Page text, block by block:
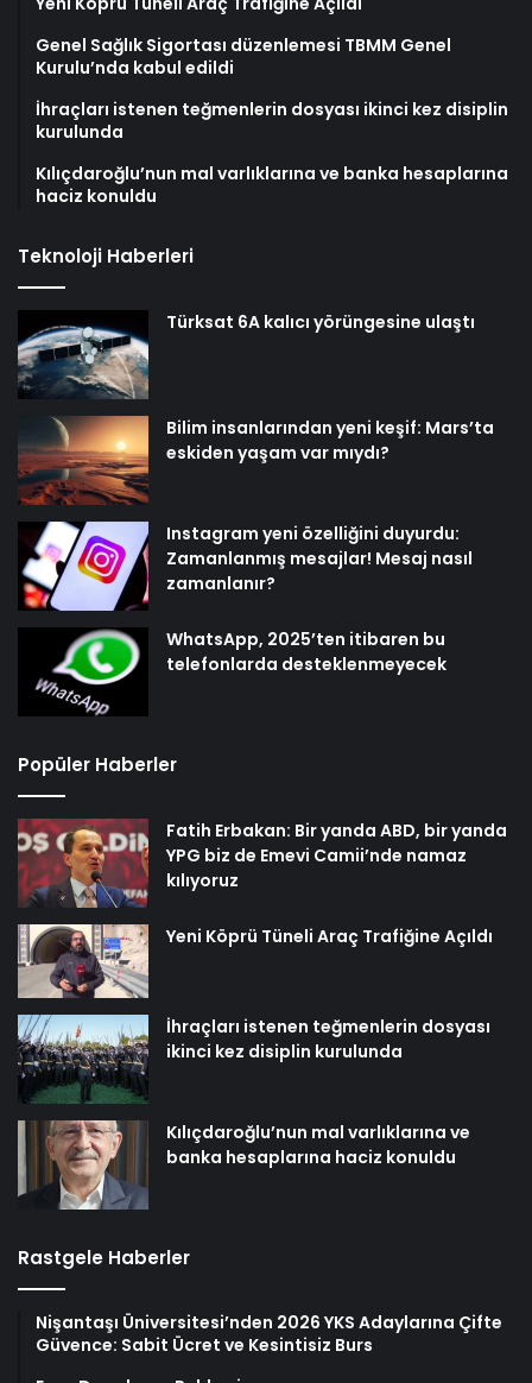
Genel Sağlık Sigortası düzenlemesi TBMM Genel
Kurulu’nda kabul edildi
İhraçları istenen teğmenlerin dosyası ikinci kez disiplin
kurulunda
Kılıçdaroğlu’nun mal varlıklarına ve banka hesaplarına
haciz konuldu
Teknoloji Haberleri
Türksat 6A kalıcı yörüngesine ulaştı
Bilim insanlarından yeni keşif: Mars’ta
eskiden yaşam var mıydı?
Instagram yeni özelliğini duyurdu:
Zamanlanmış mesajlar! Mesaj nasıl
zamanlanır?
WhatsApp, 2025’ten itibaren bu
telefonlarda desteklenmeyecek
Popüler Haberler
Fatih Erbakan: Bir yanda ABD, bir yanda
YPG biz de Emevi Camii’nde namaz
kılıyoruz
Yeni Köprü Tüneli Araç Trafiğine Açıldı
İhraçları istenen teğmenlerin dosyası
ikinci kez disiplin kurulunda
Kılıçdaroğlu’nun mal varlıklarına ve
banka hesaplarına haciz konuldu
Rastgele Haberler
Nişantaşı Üniversitesi’nden 2026 YKS Adaylarına Çifte
Güvence: Sabit Ücret ve Kesintisiz Burs